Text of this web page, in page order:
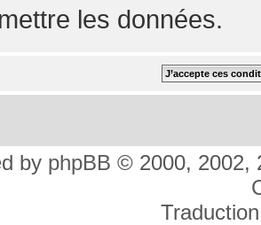
les données.
by phpBB © 2000, 2002,